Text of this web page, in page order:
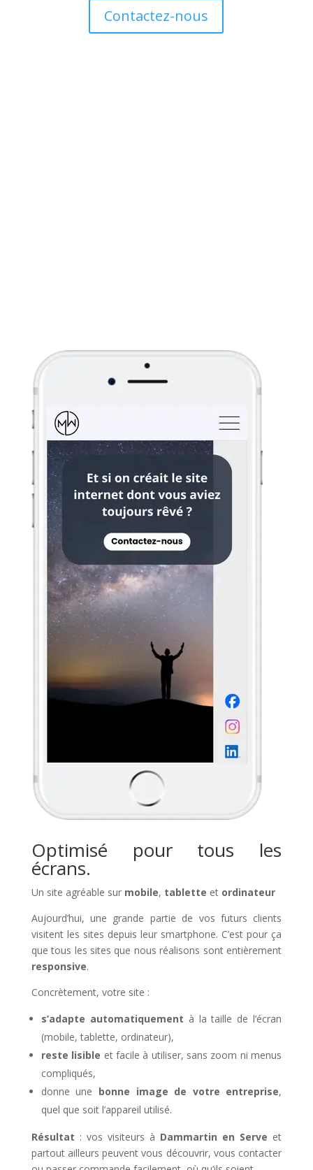
Contactez-nous
Optimisé pour tous les
écrans.
Un site agréable sur mobile, tablette et ordinateur
Aujourd’hui, une grande partie de vos futurs clients
visitent les sites depuis leur smartphone. C’est pour ça
que tous les sites que nous réalisons sont entièrement
responsive.
Concrètement, votre site :
s’adapte automatiquement à la taille de l’écran
(mobile, tablette, ordinateur),
reste lisible et facile à utiliser, sans zoom ni menus
compliqués,
donne une bonne image de votre entreprise,
quel que soit l’appareil utilisé.
Résultat : vos visiteurs à Dammartin en Serve et
partout ailleurs peuvent vous découvrir, vous contacter